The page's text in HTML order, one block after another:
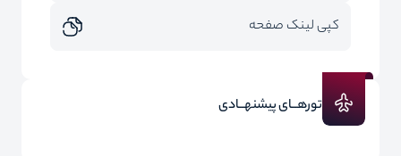
کپی لینک صفحه
تورهــای پیشنهــادی